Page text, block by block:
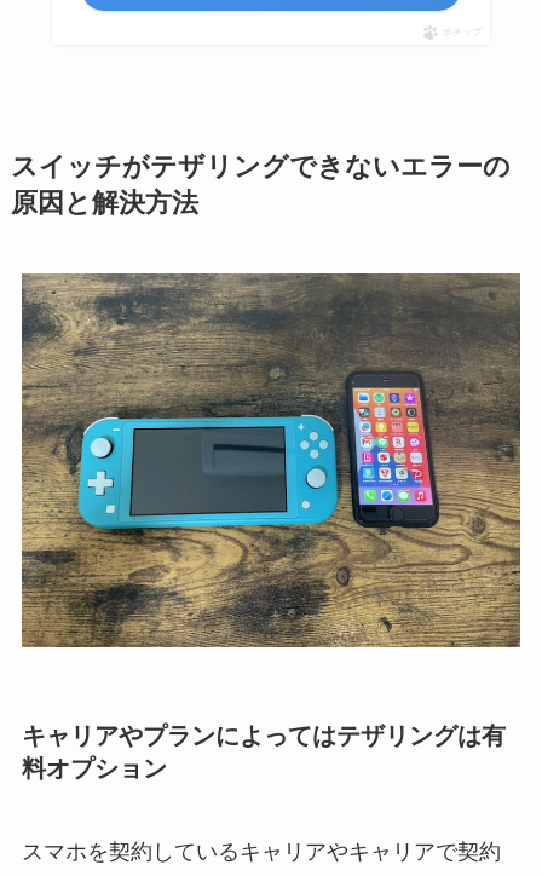
ポチップ
スイッチがテザリングできないエラーの
原因と解決方法
キャリアやプランによってはテザリングは有
料オプション
スマホを契約しているキャリアやキャリアで契約